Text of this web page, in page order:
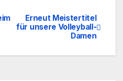
Erneut Meistertitel
für unsere Volleyball-
Damen